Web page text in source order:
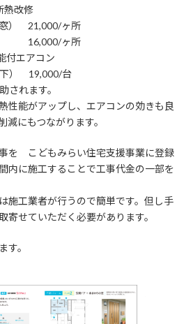
熱改修
） 21,000/ヶ所
16,000/ヶ所
付エアコン
19,000/台
れます。
性能がアップし、エアコンの効きも良
減にもつながります。
を こどもみらい住宅支援事業に登録
内に施工することで工事代金の一部を
施工業者が行うので簡単です。但し手
寄せていただく必要があります。
す。